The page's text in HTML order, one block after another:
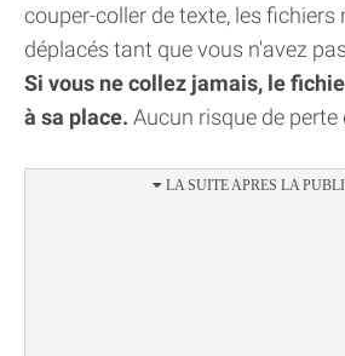
couper-coller de texte, les fichiers
déplacés tant que vous n'avez
Si vous ne collez jamais, le
à sa place. Aucun risque de perte